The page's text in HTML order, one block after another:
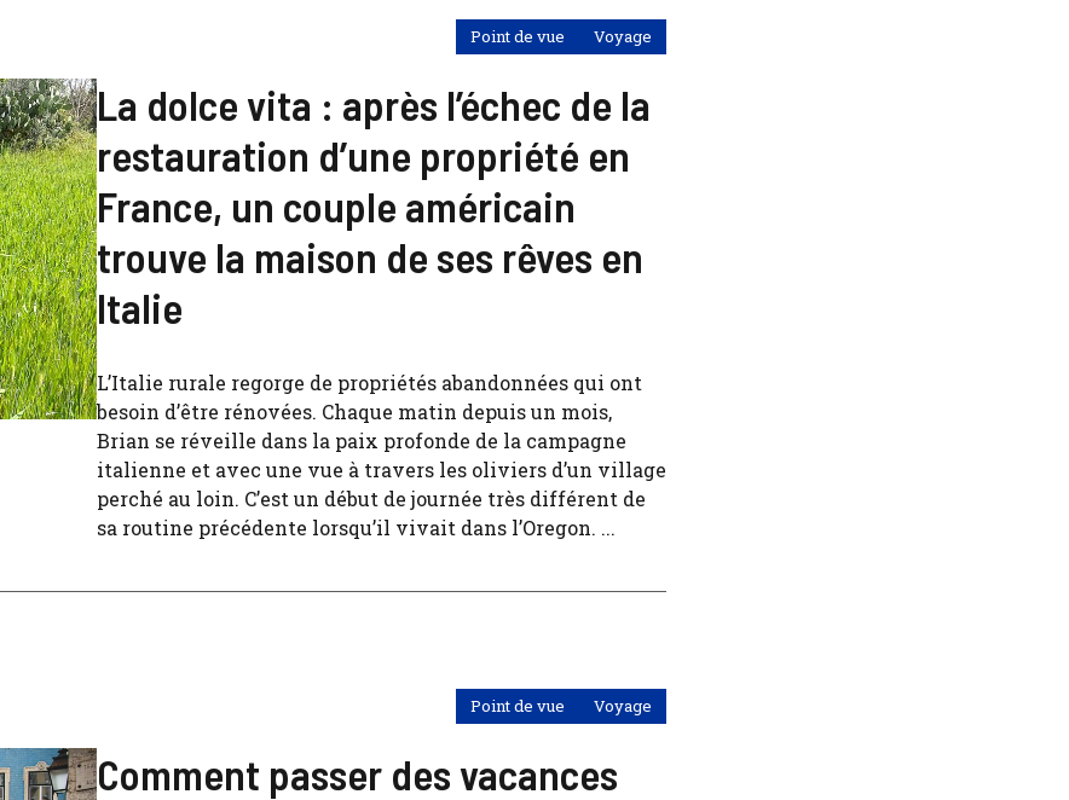
Point de vue Voyage
La dolce vita : après l’échec de la
restauration d’une propriété en
France, un couple américain
trouve la maison de ses rêves en
Italie
L’Italie rurale regorge de propriétés abandonnées qui ont
besoin d’être rénovées. Chaque matin depuis un mois,
Brian se réveille dans la paix profonde de la campagne
italienne et avec une vue à travers les oliviers d’un village
perché au loin. C’est un début de journée très différent de
sa routine précédente lorsqu’il vivait dans l’Oregon. ...
Point de vue Voyage
Comment passer des vacances